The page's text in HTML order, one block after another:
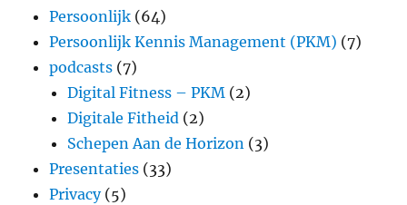
Persoonlijk (64)
Persoonlijk Kennis Management (PKM) (7)
podcasts (7)
Digital Fitness – PKM (2)
Digitale Fitheid (2)
Schepen Aan de Horizon (3)
Presentaties (33)
Privacy(5)